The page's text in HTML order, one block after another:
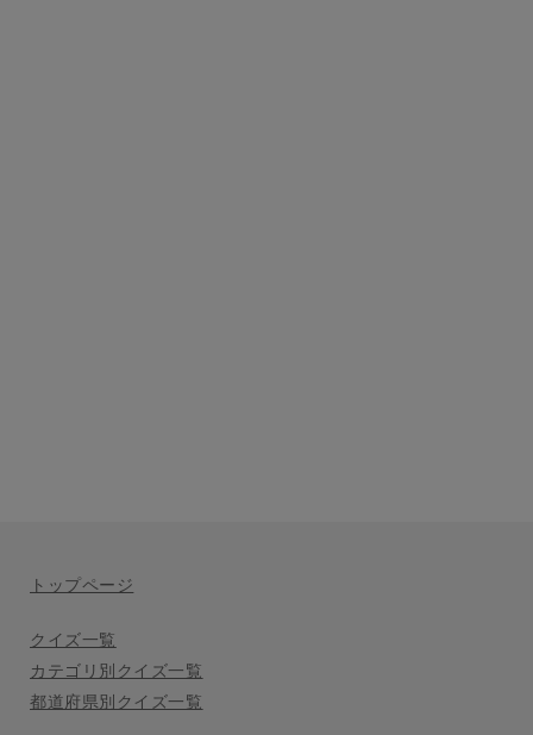
トップページ
クイズ一覧
カテゴリ別クイズ一覧
都道府県別クイズ一覧